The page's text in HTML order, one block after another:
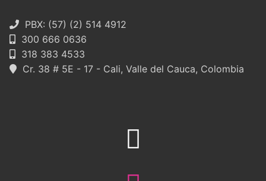
PBX: (57) (2) 514 4912
300 666 0636
318 383 4533
Cr. 38 # 5E - 17 - Cali, Valle del Cauca, Colombia